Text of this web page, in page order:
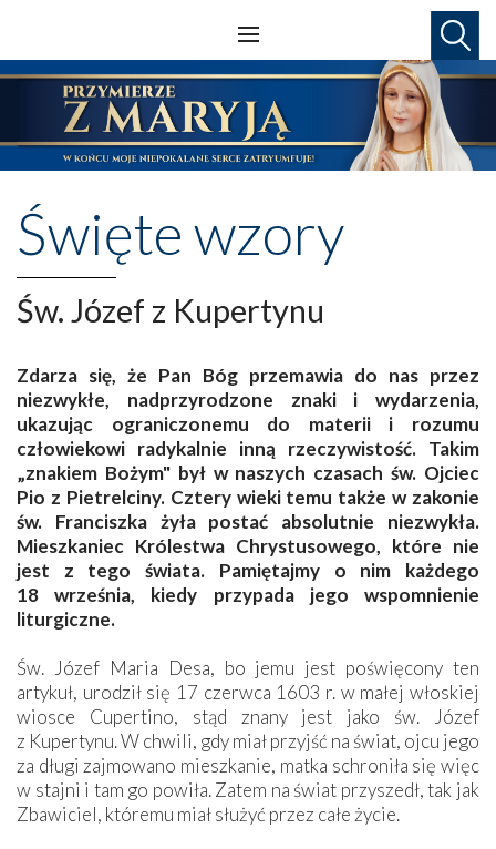
Święte wzory
Św. Józef z Kupertynu
Zdarza się, że Pan Bóg przemawia do nas przez
niezwykłe, nadprzyrodzone znaki i wydarzenia,
ukazując ograniczonemu do materii i rozumu
człowiekowi radykalnie inną rzeczywistość. Takim
„znakiem Bożym" był w naszych czasach św. Ojciec
Pio z Pietrelciny. Cztery wieki temu także w zakonie
św. Franciszka żyła postać absolutnie niezwykła.
Mieszkaniec Królestwa Chrystusowego, które nie
jest z tego świata. Pamiętajmy o nim każdego
18 września, kiedy przypada jego wspomnienie
liturgiczne.
Św. Józef Maria Desa, bo jemu jest poświęcony ten
artykuł, urodził się 17 czerwca 1603 r. w małej włoskiej
wiosce Cupertino, stąd znany jest jako św. Józef
z Kupertynu. W chwili, gdy miał przyjść na świat, ojcu jego
za długi zajmowano mieszkanie, matka schroniła się więc
w stajni i tam go powiła. Zatem na świat przyszedł, tak jak
Zbawiciel, któremu miał służyć przez całe życie.